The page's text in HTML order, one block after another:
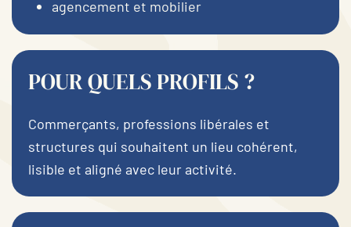
agencement et mobilier
POUR QUELS PROFILS ?
Commerçants, professions libérales et
structures qui souhaitent un lieu cohérent,
lisible et aligné avec leur activité.